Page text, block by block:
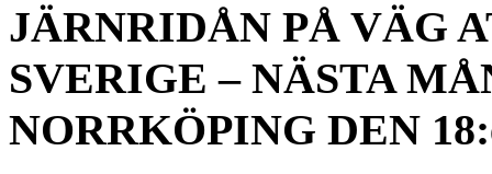
JÄRNRIDÅN PÅ VÄG
SVERIGE – NÄSTA
NORRKÖPING DEN